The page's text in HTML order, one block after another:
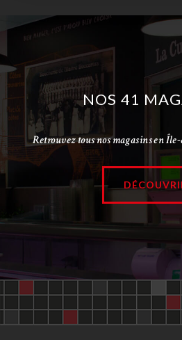
NOS 41
Retrouvez tous nos magasins en